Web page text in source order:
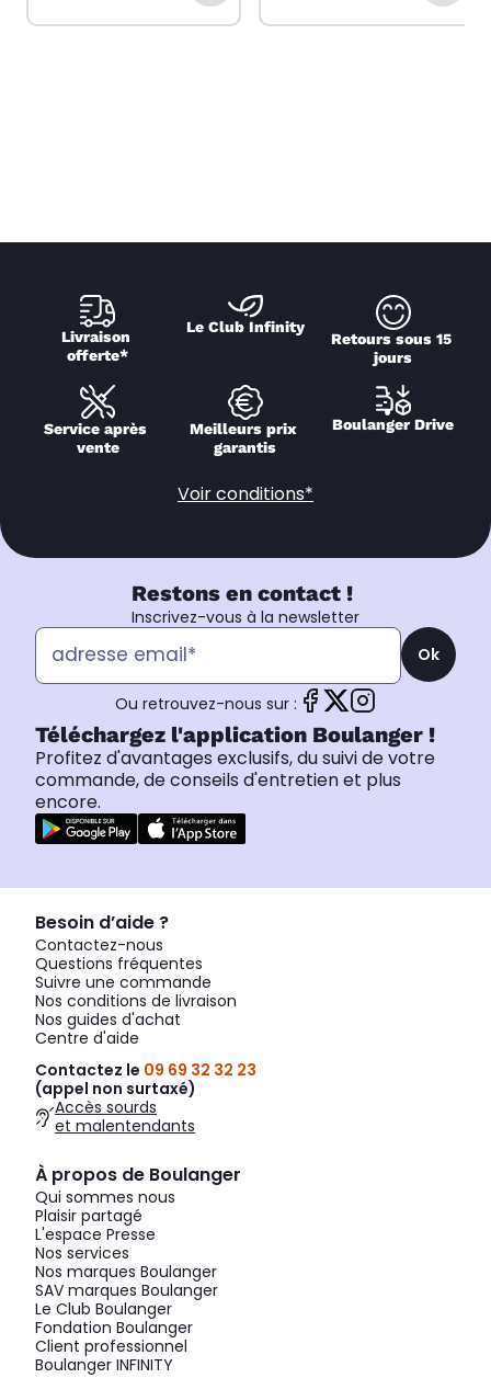
Livraison
offerte*
Le Club Infinity
Retours sous 15
jours
Service après
vente
Meilleurs prix
garantis
Boulanger Drive
Voir conditions*
Restons en contact !
Inscrivez-vous à la newsletter
Ok
Ou retrouvez-nous sur :
Téléchargez l'application Boulanger !
Profitez d'avantages exclusifs, du suivi de votre
commande, de conseils d'entretien et plus
encore.
Besoin d’aide ?
Contactez-nous
Questions fréquentes
Suivre une commande
Nos conditions de livraison
Nos guides d'achat
Centre d'aide
Contactez le 09 69 32 32 23
(appel non surtaxé)
Accès sourds
et malentendants
À propos de Boulanger
Qui sommes nous
Plaisir partagé
L'espace Presse
Nos services
Nos marques Boulanger
SAV marques Boulanger
Le Club Boulanger
Fondation Boulanger
Client professionnel
Boulanger INFINITY